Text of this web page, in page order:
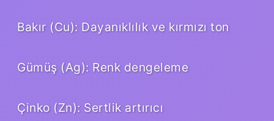
Bakır (Cu): Dayanıklılık ve kırmızı ton
Gümüş (Ag): Renk dengeleme
Çinko (Zn): Sertlik artırıcı